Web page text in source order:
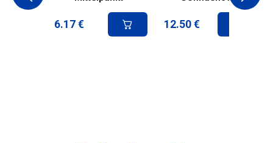
6.17 € 12.50 €